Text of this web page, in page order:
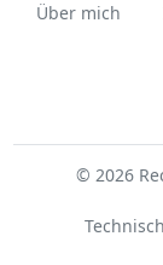
Über mich
© 2026